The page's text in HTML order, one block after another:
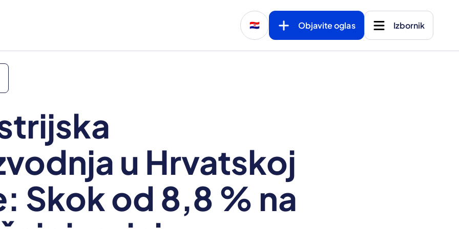
🇭🇷 Objavite oglas Izbornik
u Hrvatskoj
Skok od 8,8 % na